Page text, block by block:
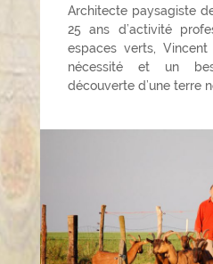
Architecte paysagiste
25 ans d’activité
espaces verts,
nécessité et un
découverte d’une terre